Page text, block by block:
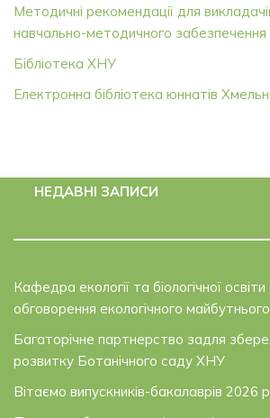
Методичні рекомендації для
навчально-методичного забезпечення
Бібліотека ХНУ
Електронна бібліотека юннатів
НЕДАВНІ ЗАПИСИ
Кафедра екології та біологічної
обговорення екологічного
Багаторічне партнерство задля
розвитку Ботанічного саду ХНУ
Вітаємо випускників-бакалаврів 2026